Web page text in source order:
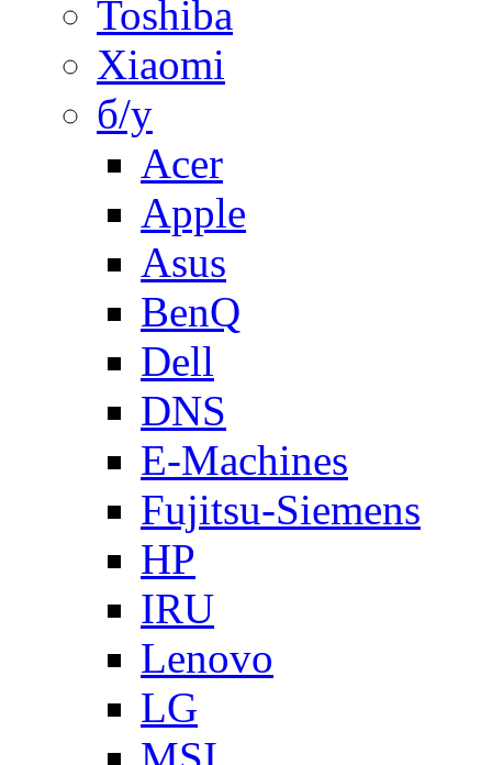
Toshiba
Xiaomi
б/у
Acer
Apple
Asus
BenQ
Dell
DNS
E-Machines
Fujitsu-Siemens
HP
IRU
Lenovo
LG